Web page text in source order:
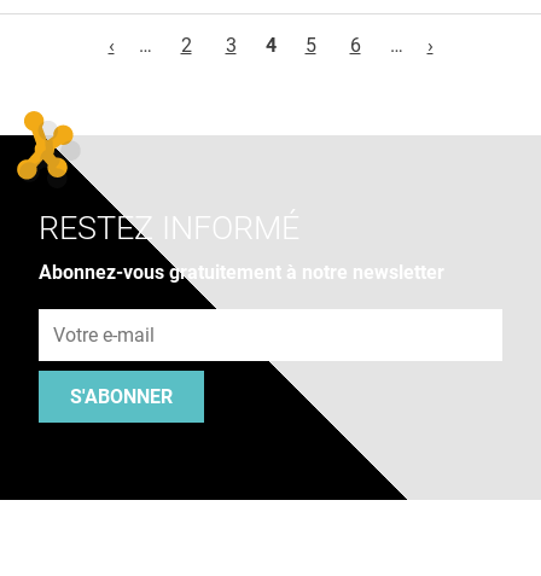
‹
… 2 3 4 5 6 … ›
RESTEZ INFORMÉ
Abonnez-vous gratuitement à notre newsletter
S'ABONNER